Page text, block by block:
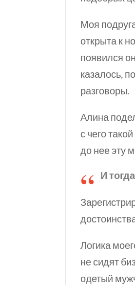
Моя
открыта к
появился
казалось,
разговоры.
Алина
с чего
до нее эту
И
Логика
не сидят
одетый